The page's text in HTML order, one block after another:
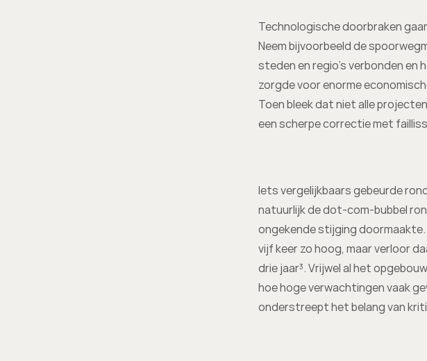
Technologische doorbraken
Neem bijvoorbeeld de
steden en regio’s verbonden
zorgde voor enorme
Toen bleek dat niet alle
een scherpe correctie met
Iets vergelijkbaars gebeurde
natuurlijk de dot-com-bubbel
ongekende stijging doormaakte.
vijf keer zo hoog, maar verloor
drie jaar³. Vrijwel al het
hoe hoge verwachtingen vaak
onderstreept het belang van